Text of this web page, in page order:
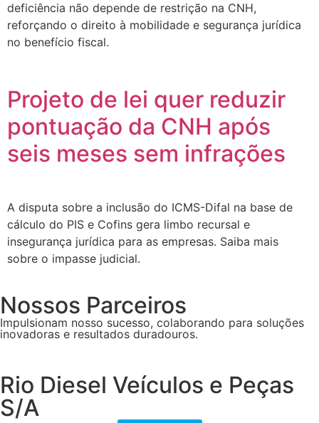
deficiência não depende de restrição na CNH,
reforçando o direito à mobilidade e segurança jurídica
no benefício fiscal.
Projeto de lei quer reduzir
pontuação da CNH após
seis meses sem infrações
A disputa sobre a inclusão do ICMS-Difal na base de
cálculo do PIS e Cofins gera limbo recursal e
insegurança jurídica para as empresas. Saiba mais
sobre o impasse judicial.
Nossos Parceiros
Impulsionam nosso sucesso, colaborando para soluções
inovadoras e resultados duradouros.
Rio Diesel Veículos e Peças
S/A